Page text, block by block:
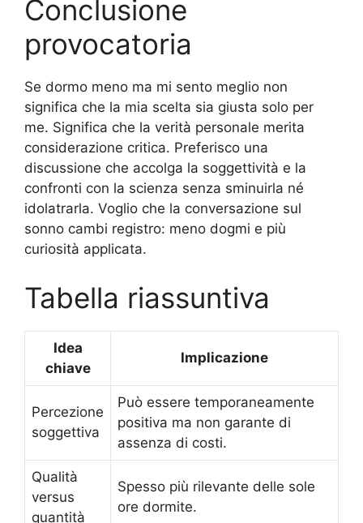
Conclusione
provocatoria
Se dormo meno ma mi sento meglio non
significa che la mia scelta sia giusta solo per
me. Significa che la verità personale merita
considerazione critica. Preferisco una
discussione che accolga la soggettività e la
confronti con la scienza senza sminuirla né
idolatrarla. Voglio che la conversazione sul
sonno cambi registro: meno dogmi e più
curiosità applicata.
Tabella riassuntiva
Idea
chiave
Implicazione
Percezione
soggettiva
Può essere temporaneamente
positiva ma non garante di
assenza di costi.
Qualità
versus
quantità
Spesso più rilevante delle sole
ore dormite.